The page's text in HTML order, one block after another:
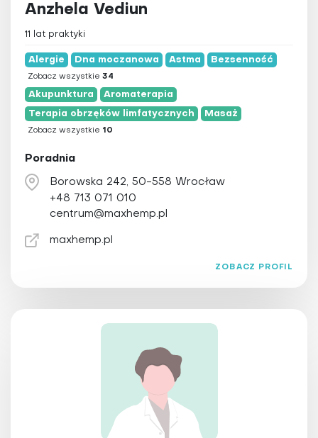
Anzhela Vediun
11 lat praktyki
Alergie Dna moczanowa Astma Bezsenność
Zobacz wszystkie 34
Akupunktura Aromaterapia
Terapia obrzęków limfatycznych Masaż
Zobacz wszystkie 10
Poradnia
Borowska 242, 50-558 Wrocław
+48 713 071 010
centrum@maxhemp.pl
maxhemp.pl
ZOBACZ PROFIL